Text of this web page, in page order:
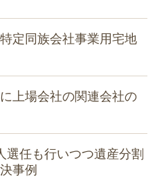
定同族会社事業用宅地
上場会社の関連会社の
任も行いつつ遺産分割
事例